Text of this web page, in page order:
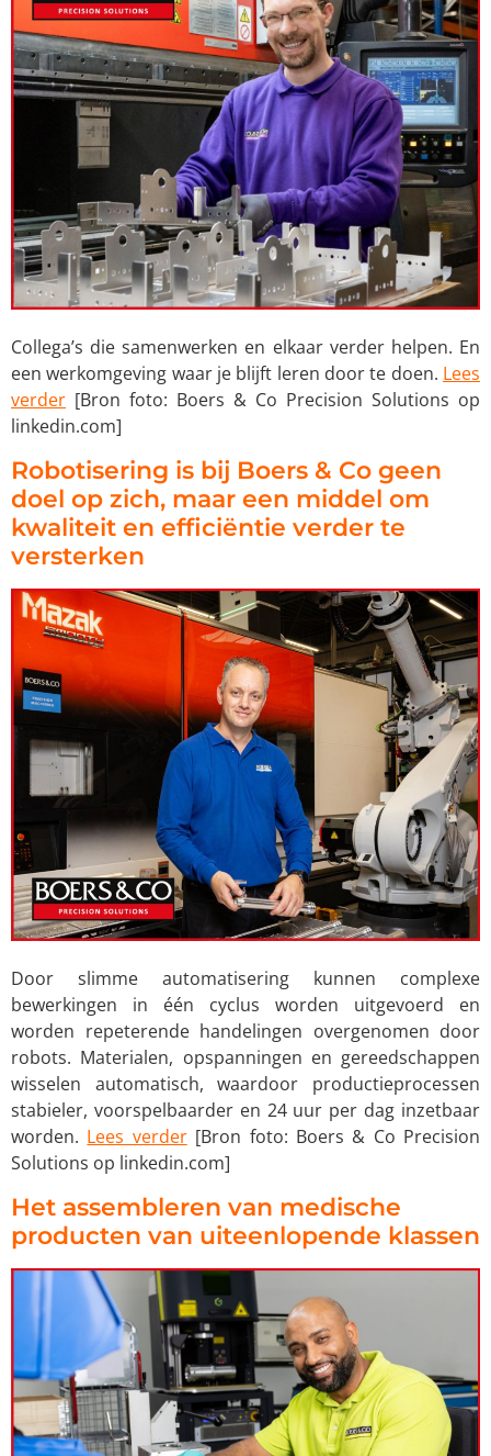
Collega’s die samenwerken en elkaar verder helpen. En
een werkomgeving waar je blijft leren door te doen. Lees
verder [Bron foto: Boers & Co Precision Solutions op
linkedin.com]
Robotisering is bij Boers & Co geen
doel op zich, maar een middel om
kwaliteit en efficiëntie verder te
versterken
Door slimme automatisering kunnen complexe
bewerkingen in één cyclus worden uitgevoerd en
worden repeterende handelingen overgenomen door
robots. Materialen, opspanningen en gereedschappen
wisselen automatisch, waardoor productieprocessen
stabieler, voorspelbaarder en 24 uur per dag inzetbaar
worden. Lees verder[Bron foto: Boers & Co Precision
Solutions op linkedin.com]
Het assembleren van medische
producten van uiteenlopende klassen